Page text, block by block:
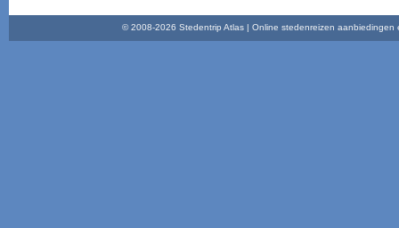
© 2008-2026 Stedentrip Atlas | Online stedenreizen